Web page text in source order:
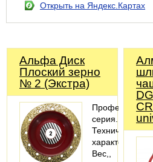
Открыть на Яндекс.Картах
Альфа Диск
Плоский зерно
№ 2 (Экстра)
серия.
Технические
характеристики
Вес,,